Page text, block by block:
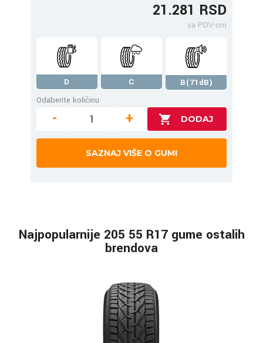
21.281 RSD
sa PDV-om
D C
B(71dB)
Odaberite količinu
- +
SAZNAJ VIŠE O GUMI
Najpopularnije 205 55 R17 gume ostalih
brendova